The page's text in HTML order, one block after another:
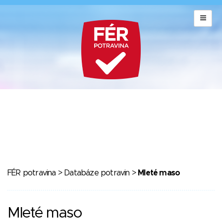
FÉR potravina > Databáze potravin > Mleté maso
Mleté maso